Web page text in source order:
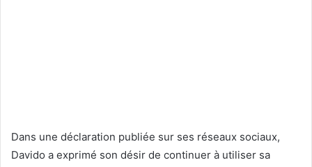
Dans une déclaration publiée sur ses réseaux sociaux,
Davido a exprimé son désir de continuer à utiliser sa